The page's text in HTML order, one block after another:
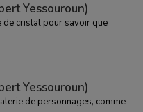
Yessouroun)
de cristal pour savoir que
Yessouroun)
de personnages, comme